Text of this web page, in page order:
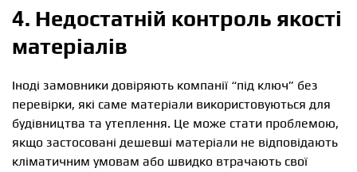
4. Недостатній контроль якості
матеріалів
Іноді замовники довіряють компанії “під ключ” без
перевірки, які саме матеріали використовуються для
будівництва та утеплення. Це може стати проблемою,
якщо застосовані дешевші матеріали не відповідають
кліматичним умовам або швидко втрачають свої